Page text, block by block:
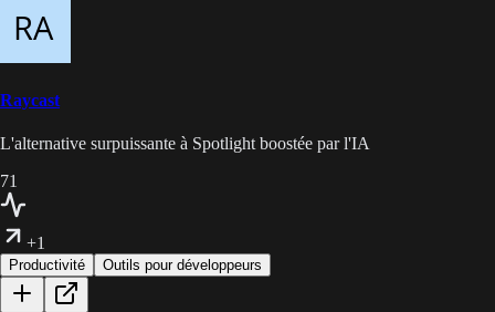
Raycast
L'alternative surpuissante à Spotlight boostée par l'IA
71
+1
Productivité Outils pour développeurs